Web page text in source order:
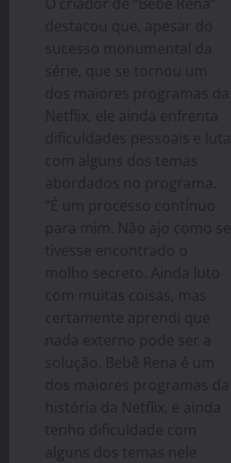
destacou que, apesar do
sucesso monumental da
série, que se tornou um
dos maiores programas da
Netflix, ele ainda enfrenta
dificuldades pessoais e luta
com alguns dos temas
abordados no programa.
“É um processo contínuo
para mim. Não ajo como se
tivesse encontrado o
molho secreto. Ainda luto
com muitas coisas, mas
certamente aprendi que
nada externo pode ser a
solução. Bebê Rena é um
dos maiores programas da
história da Netflix, e ainda
tenho dificuldade com
alguns dos temas nele